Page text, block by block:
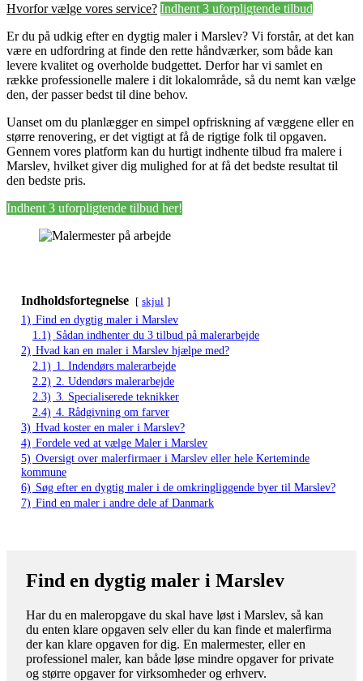
Hvorfor vælge vores service? Indhent 3 uforpligtende tilbud
Er du på udkig efter en dygtig maler i Marslev? Vi forstår, at det kan
være en udfordring at finde den rette håndværker, som både kan
levere kvalitet og overholde budgettet. Derfor har vi samlet en
række professionelle malere i dit lokalområde, så du nemt kan vælge
den, der passer bedst til dine behov.
Uanset om du planlægger en simpel opfriskning af væggene eller en
større renovering, er det vigtigt at få de rigtige folk til opgaven.
Gennem vores platform kan du hurtigt indhente tilbud fra malere i
Marslev, hvilket giver dig mulighed for at få det bedste resultat til
den bedste pris.
Indhent 3 uforpligtende tilbud her!
Indholdsfortegnelse skjul
1) Find en dygtig maler i Marslev
1.1) Sådan indhenter du 3 tilbud på malerarbejde
2) Hvad kan en maler i Marslev hjælpe med?
2.1) 1. Indendørs malerarbejde
2.2) 2. Udendørs malerarbejde
2.3) 3. Specialiserede teknikker
2.4) 4. Rådgivning om farver
3) Hvad koster en maler i Marslev?
4) Fordele ved at vælge Maler i Marslev
5) Oversigt over malerfirmaer i Marslev eller hele Kerteminde
kommune
6) Søg efter en dygtig maler i de omkringliggende byer til Marslev?
7) Find en maler i andre dele af Danmark
Find en dygtig maler i Marslev
Har du en maleropgave du skal have løst i Marslev, så kan
du enten klare opgaven selv eller du kan finde et malerfirma
der kan klare opgaven for dig. En malermester, eller en
professionel maler, kan både løse mindre opgaver for private
og større opgaver for virksomheder og erhverv.